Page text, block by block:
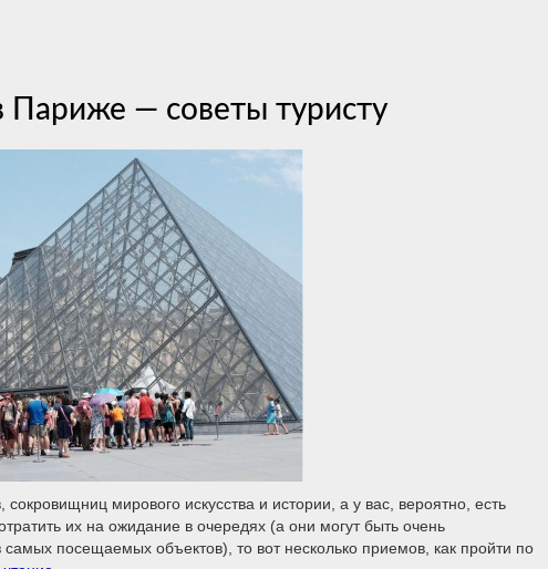
Париже — советы туристу
мирового искусства и истории, а у вас, вероятно, есть
их на ожидание в очередях (а они могут быть очень
посещаемых объектов), то вот несколько приемов, как пройти по